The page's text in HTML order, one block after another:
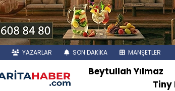
YAZARLAR SON DAKİKA MANŞETLER
Beytullah Yılmaz
Tiny